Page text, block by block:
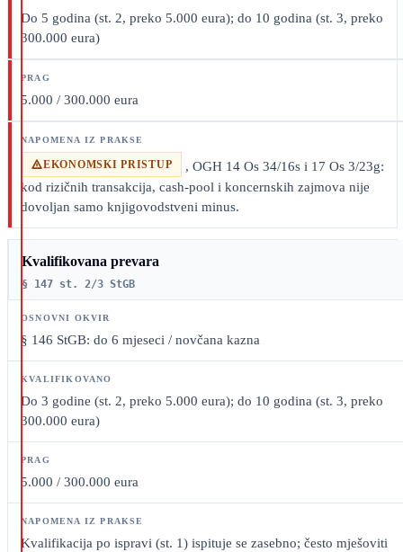
Do 5 godina (st. 2, preko 5.000 eura); do 10 godina (st. 3, preko
300.000 eura)
5.000 / 300.000 eura
EKONOMSKI PRISTUP
, OGH 14 Os 34/16s i 17 Os 3/23g:
kod rizičnih transakcija, cash-pool i koncernskih zajmova nije
dovoljan samo knjigovodstveni minus.
Kvalifikovana prevara
§ 147 st. 2/3 StGB
§ 146 StGB: do 6 mjeseci / novčana kazna
Do 3 godine (st. 2, preko 5.000 eura); do 10 godina (st. 3, preko
300.000 eura)
5.000 / 300.000 eura
Kvalifikacija po ispravi (st. 1) ispituje se zasebno; često mješoviti